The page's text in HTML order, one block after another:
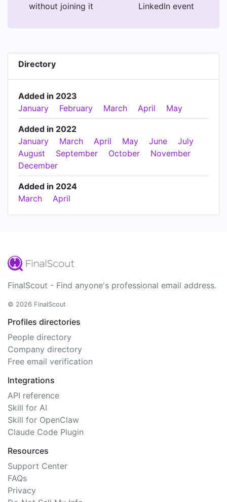
without joining it
LinkedIn event
Directory
Added in 2023
January
February March April May
Added in 2022
January
March April May June
July
August
September October
November
December
Added in 2024
March
April
FinalScout - Find anyone's professional email address.
© 2026 FinalScout
Profiles directories
People directory
Company directory
Free email verification
Integrations
API reference
Skill for AI
Skill for OpenClaw
Claude Code Plugin
Resources
Support Center
FAQs
Privacy